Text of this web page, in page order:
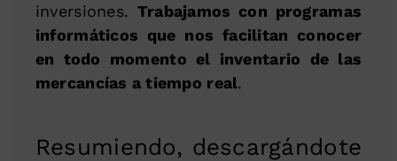
inversiones. Trabajamos con programas
informáticos que nos facilitan conocer
en todo momento el inventario de las
mercancías a tiempo real.
Resumiendo, descargándote